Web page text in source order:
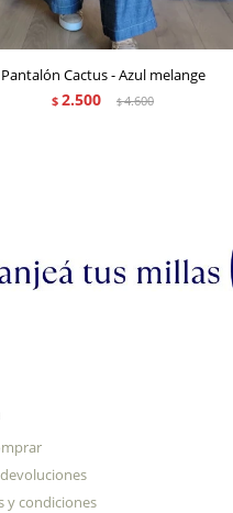
Pantalón Cactus - Azul melange
$ 2.500 $4.600
y condiciones